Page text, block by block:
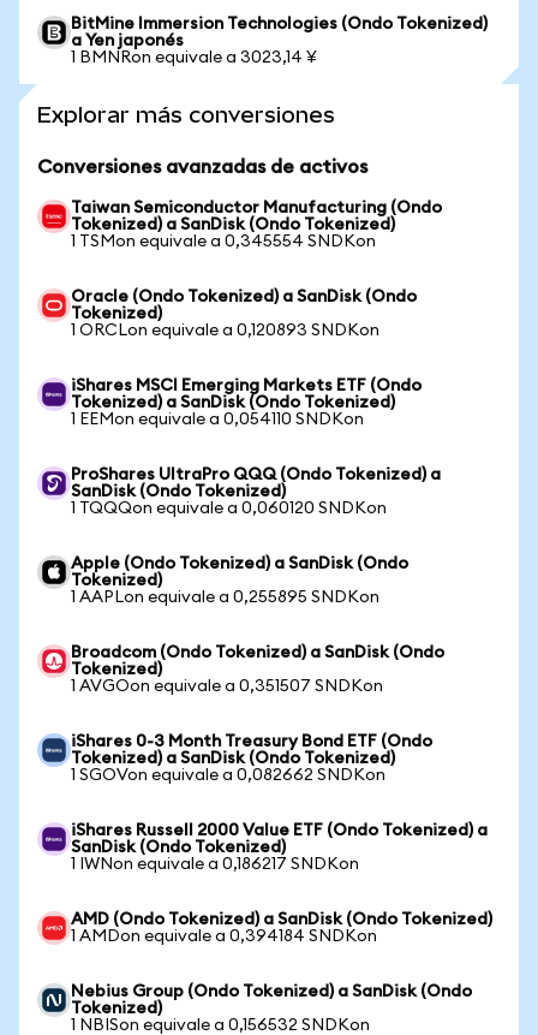
BitMine Immersion Technologies (Ondo Tokenized)
a Yen japonés
1 BMNRon equivale a 3023,14 ¥
Explorar más conversiones
Conversiones avanzadas de activos
Taiwan Semiconductor Manufacturing (Ondo
Tokenized) a SanDisk (Ondo Tokenized)
1 TSMon equivale a 0,345554 SNDKon
Oracle (Ondo Tokenized) a SanDisk (Ondo
Tokenized)
1 ORCLon equivale a 0,120893 SNDKon
iShares MSCI Emerging Markets ETF (Ondo
Tokenized) a SanDisk (Ondo Tokenized)
1 EEMon equivale a 0,054110 SNDKon
ProShares UltraPro QQQ (Ondo Tokenized) a
SanDisk (Ondo Tokenized)
1 TQQQon equivale a 0,060120 SNDKon
Apple (Ondo Tokenized) a SanDisk (Ondo
Tokenized)
1 AAPLon equivale a 0,255895 SNDKon
Broadcom (Ondo Tokenized) a SanDisk (Ondo
Tokenized)
1 AVGOon equivale a 0,351507 SNDKon
iShares 0-3 Month Treasury Bond ETF (Ondo
Tokenized) a SanDisk (Ondo Tokenized)
1 SGOVon equivale a 0,082662 SNDKon
iShares Russell 2000 Value ETF (Ondo Tokenized) a
SanDisk (Ondo Tokenized)
1 IWNon equivale a 0,186217 SNDKon
AMD (Ondo Tokenized) a SanDisk (Ondo Tokenized)
1 AMDon equivale a 0,394184 SNDKon
Nebius Group (Ondo Tokenized) a SanDisk (Ondo
Tokenized)
1 NBISon equivale a 0,156532 SNDKon